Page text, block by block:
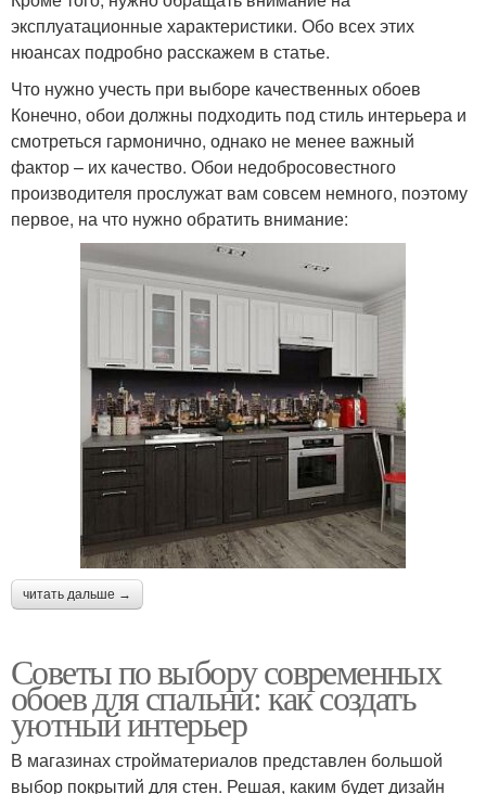
эксплуатационные характеристики. Обо всех этих
нюансах подробно расскажем в статье.
Что нужно учесть при выборе качественных обоев
Конечно, обои должны подходить под стиль интерьера и
смотреться гармонично, однако не менее важный
фактор – их качество. Обои недобросовестного
производителя прослужат вам совсем немного, поэтому
первое, на что нужно обратить внимание:
читать дальше →
Советы по выбору современных
обоев для спальни: как создать
уютный интерьер
В магазинах стройматериалов представлен большой
выбор покрытий для стен. Решая, каким будет дизайн